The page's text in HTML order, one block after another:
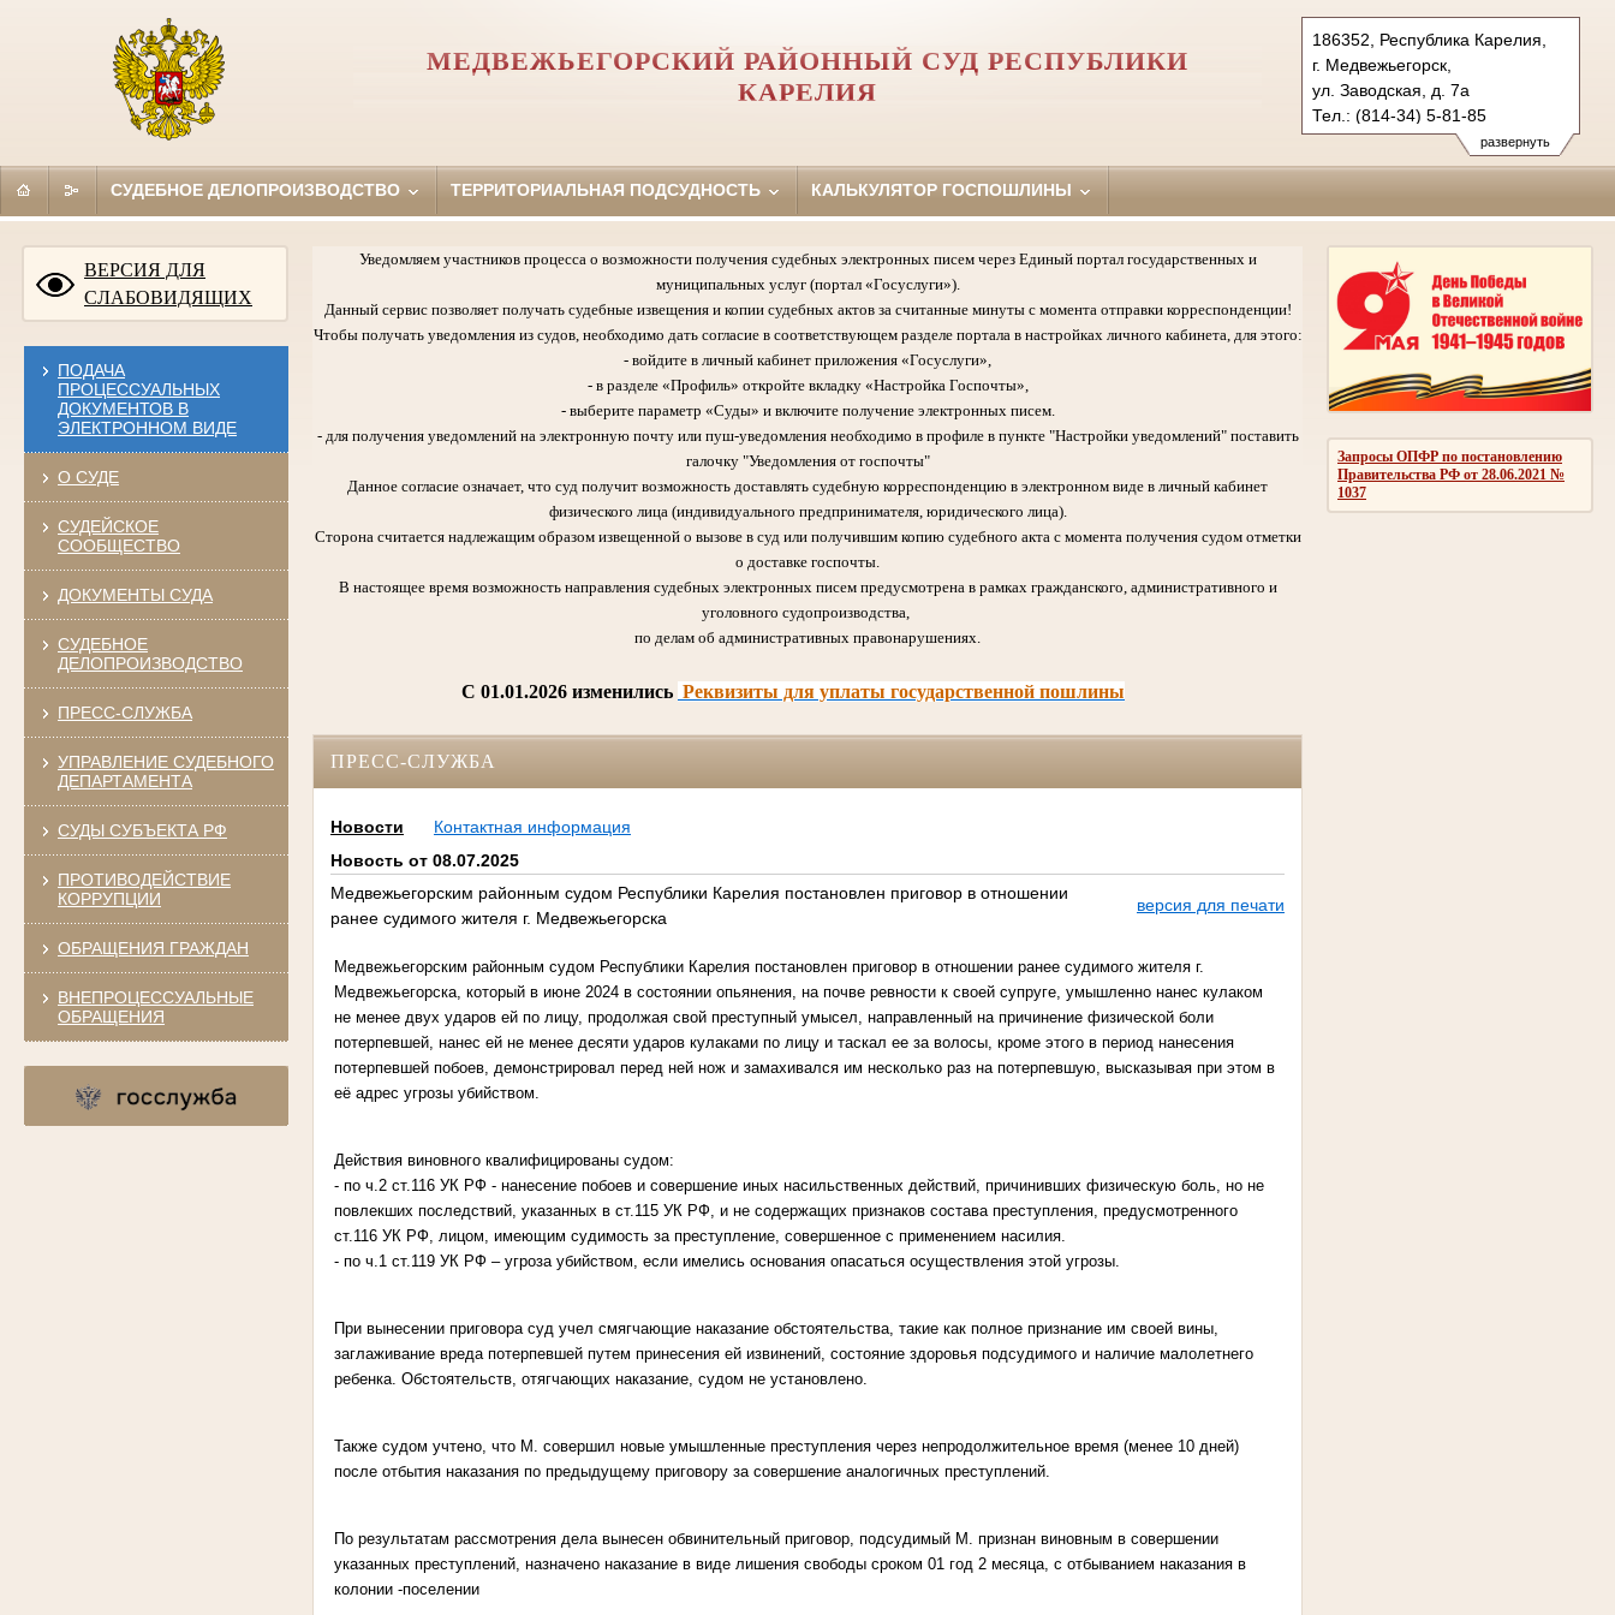
развернуть
186352, Республика Карелия,
г. Медвежьегорск,
ул. Заводская, д. 7а
Тел.: (814-34) 5-81-85
medvezhegorsky.kar@sudrf.ru
МЕДВЕЖЬЕГОРСКИЙ РАЙОННЫЙ СУД РЕСПУБЛИКИ
КАРЕЛИЯ
СУДЕБНОЕ ДЕЛОПРОИЗВОДСТВО ТЕРРИТОРИАЛЬНАЯ ПОДСУДНОСТЬ КАЛЬКУЛЯТОР ГОСПОШЛИНЫ
ВЕРСИЯ ДЛЯ
СЛАБОВИДЯЩИХ
ПОДАЧА
ПРОЦЕССУАЛЬНЫХ
ДОКУМЕНТОВ В
ЭЛЕКТРОННОМ ВИДЕ
О СУДЕ
СУДЕЙСКОЕ
СООБЩЕСТВО
ДОКУМЕНТЫ СУДА
СУДЕБНОЕ
ДЕЛОПРОИЗВОДСТВО
ПРЕСС-СЛУЖБА
УПРАВЛЕНИЕ СУДЕБНОГО
ДЕПАРТАМЕНТА
СУДЫ СУБЪЕКТА РФ
ПРОТИВОДЕЙСТВИЕ
КОРРУПЦИИ
ОБРАЩЕНИЯ ГРАЖДАН
ВНЕПРОЦЕССУАЛЬНЫЕ
ОБРАЩЕНИЯ
Запросы ОПФР по постановлению
Правительства РФ от 28.06.2021 №
1037
Уведомляем участников процесса о возможности получения судебных электронных писем через Единый портал государственных и
муниципальных услуг (портал «Госуслуги»).
Данный сервис позволяет получать судебные извещения и копии судебных актов за считанные минуты с момента отправки корреспонденции!
Чтобы получать уведомления из судов, необходимо дать согласие в соответствующем разделе портала в настройках личного кабинета, для этого:
- войдите в личный кабинет приложения «Госуслуги»,
- в разделе «Профиль» откройте вкладку «Настройка Госпочты»,
- выберите параметр «Суды» и включите получение электронных писем.
- для получения уведомлений на электронную почту или пуш-уведомления необходимо в профиле в пункте "Настройки уведомлений" поставить
галочку "Уведомления от госпочты"
Данное согласие означает, что суд получит возможность доставлять судебную корреспонденцию в электронном виде в личный кабинет
физического лица (индивидуального предпринимателя, юридического лица).
Сторона считается надлежащим образом извещенной о вызове в суд или получившим копию судебного акта с момента получения судом отметки
о доставке госпочты.
В настоящее время возможность направления судебных электронных писем предусмотрена в рамках гражданского, административного и
уголовного судопроизводства,
по делам об административных правонарушениях.
C 01.01.2026 изменились Реквизиты для уплаты государственной пошлины
ПРЕСС-СЛУЖБА
Новости
Контактная информация
Новость от 08.07.2025
Медвежьегорским районным судом Республики Карелия постановлен приговор в отношении
ранее судимого жителя г. Медвежьегорска
версия для печати
Медвежьегорским районным судом Республики Карелия постановлен приговор в отношении ранее судимого жителя г.
Медвежьегорска, который в июне 2024 в состоянии опьянения, на почве ревности к своей супруге, умышленно нанес кулаком
не менее двух ударов ей по лицу, продолжая свой преступный умысел, направленный на причинение физической боли
потерпевшей, нанес ей не менее десяти ударов кулаками по лицу и таскал ее за волосы, кроме этого в период нанесения
потерпевшей побоев, демонстрировал перед ней нож и замахивался им несколько раз на потерпевшую, высказывая при этом в
её адрес угрозы убийством.
Действия виновного квалифицированы судом:
- по ч.2 ст.116 УК РФ - нанесение побоев и совершение иных насильственных действий, причинивших физическую боль, но не
повлекших последствий, указанных в ст.115 УК РФ, и не содержащих признаков состава преступления, предусмотренного
ст.116 УК РФ, лицом, имеющим судимость за преступление, совершенное с применением насилия.
- по ч.1 ст.119 УК РФ – угроза убийством, если имелись основания опасаться осуществления этой угрозы.
При вынесении приговора суд учел смягчающие наказание обстоятельства, такие как полное признание им своей вины,
заглаживание вреда потерпевшей путем принесения ей извинений, состояние здоровья подсудимого и наличие малолетнего
ребенка. Обстоятельств, отягчающих наказание, судом не установлено.
Также судом учтено, что М. совершил новые умышленные преступления через непродолжительное время (менее 10 дней)
после отбытия наказания по предыдущему приговору за совершение аналогичных преступлений.
По результатам рассмотрения дела вынесен обвинительный приговор, подсудимый М. признан виновным в совершении
указанных преступлений, назначено наказание в виде лишения свободы сроком 01 год 2 месяца, с отбыванием наказания в
колонии -поселении